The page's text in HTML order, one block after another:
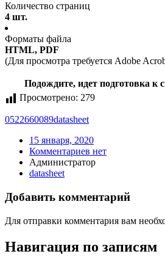
Количество страниц
4 шт.
Форматы файла
HTML, PDF
(Для просмотра требуется Adobe
Подождите, идет подготовка к
Просмотрено: 279
0522660089datasheet
15 января, 2020
Комментариев нет
Администратор
datasheet
Добавить комментарий
Для отправки комментария вам
Навигация по записям